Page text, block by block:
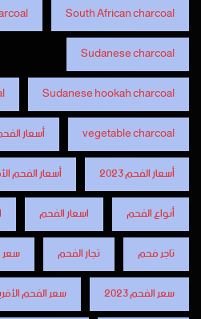
South African charcoal
Sudanese charcoal
Sudanese hookah charcoal
vegetable charcoal
أسعار
أسعار الفحم 2023
أسعار الفحم
أنواع الفحم
اسعار الفحم
تاجر فحم
تجار الفحم
سعر الفحم 2023
سعر الفحم